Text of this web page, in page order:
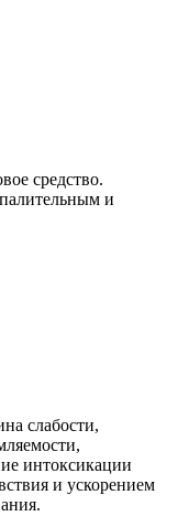
средство.
и
слабости,
интоксикации
и ускорением